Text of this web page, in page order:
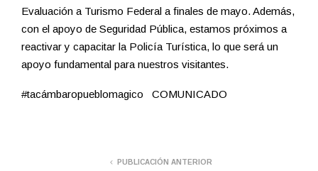
Evaluación a Turismo Federal a finales de mayo. Además,
con el apoyo de Seguridad Pública, estamos próximos a
reactivar y capacitar la Policía Turística, lo que será un
apoyo fundamental para nuestros visitantes.
#tacámbaropueblomagico COMUNICADO
PUBLICACIÓN ANTERIOR